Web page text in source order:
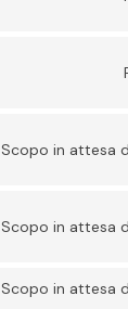
Scopo in attesa
Scopo in attesa
Scopo in attesa